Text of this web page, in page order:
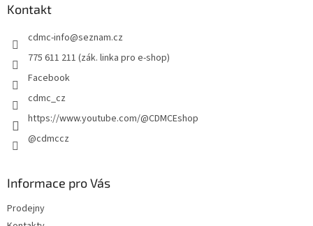
Kontakt
cdmc-info@seznam.cz
775 611 211 (zák. linka pro e-shop)
Facebook
cdmc_cz
https://www.youtube.com/@CDMCEshop
@cdmccz
Informace pro Vás
Prodejny